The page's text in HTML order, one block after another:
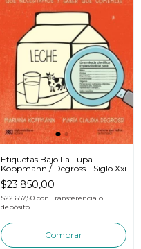
Etiquetas Bajo La Lupa -
Koppmann / Degross - Siglo Xxi
$23.850,00
$22.657,50 con Transferencia o
depósito